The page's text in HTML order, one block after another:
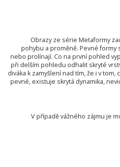
Obrazy ze série Metaformy
pohybu a proměně. Pevné formy
nebo prolínají. Co na první pohled
při delším pohledu odhalit skryté
diváka k zamyšlení nad tím, že i v
pevné, existuje skrytá dynamika,
V případě vážného zájmu je